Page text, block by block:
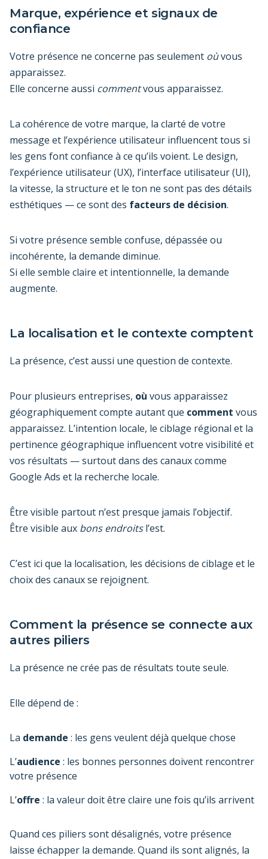
Marque, expérience et signaux de
confiance
Votre présence ne concerne pas seulement oùvous
apparaissez.
Elle concerne aussi commentvous apparaissez.
La cohérence de votre marque, la clarté de votre
message et l’expérience utilisateur influencent tous si
les gens font confiance à ce qu’ils voient. Le design,
l’expérience utilisateur (UX), l’interface utilisateur (UI),
la vitesse, la structure et le ton ne sont pas des détails
esthétiques — ce sont des facteurs de décision.
Si votre présence semble confuse, dépassée ou
incohérente, la demande diminue.
Si elle semble claire et intentionnelle, la demande
augmente.
La localisation et le contexte comptent
La présence, c’est aussi une question de contexte.
Pour plusieurs entreprises, où vous apparaissez
géographiquement compte autant que comment vous
apparaissez. L’intention locale, le ciblage régional et la
pertinence géographique influencent votre visibilité et
vos résultats — surtout dans des canaux comme
Google Ads et la recherche locale.
Être visible partout n’est presque jamais l’objectif.
Être visible aux bons endroitsl’est.
C’est ici que la localisation, les décisions de ciblage et le
choix des canaux se rejoignent.
Comment la présence se connecte aux
autres piliers
La présence ne crée pas de résultats toute seule.
Elle dépend de :
La demande : les gens veulent déjà quelque chose
L’audience : les bonnes personnes doivent rencontrer
votre présence
L’offre : la valeur doit être claire une fois qu’ils arrivent
Quand ces piliers sont désalignés, votre présence
laisse échapper la demande. Quand ils sont alignés, la